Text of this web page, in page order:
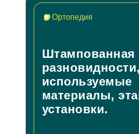
Ортопедия,
Ортодонтия
Отбеливание зубов
Гигиена зубов детям и
Ортопедия
Штампованная
разновидности,
используемые
материалы,
установки.